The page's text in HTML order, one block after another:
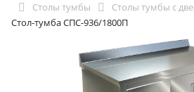
Столы тумбы
Столы тумбы с
Стол-тумба СПС-936/1800П